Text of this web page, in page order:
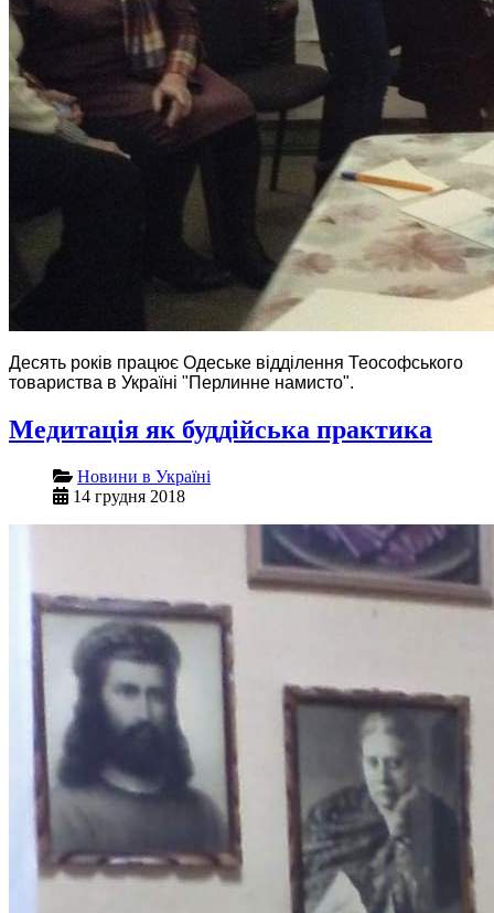
Десять років працює Одеське відділення Теософського
товариства в Україні "Перлинне намисто".
Медитація як буддійська практика
Новини в Україні
14 грудня 2018